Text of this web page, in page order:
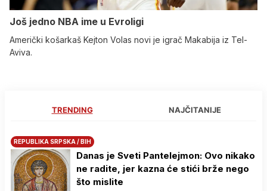
Još jedno NBA ime u Evroligi
Američki košarkaš Kejton Volas novi je igrač Makabija iz Tel-
Aviva.
TRENDING NAJČITANIJE
REPUBLIKA SRPSKA / BIH
Danas je Sveti Pantelejmon: Ovo nikako
ne radite, jer kazna će stići brže nego
što mislite